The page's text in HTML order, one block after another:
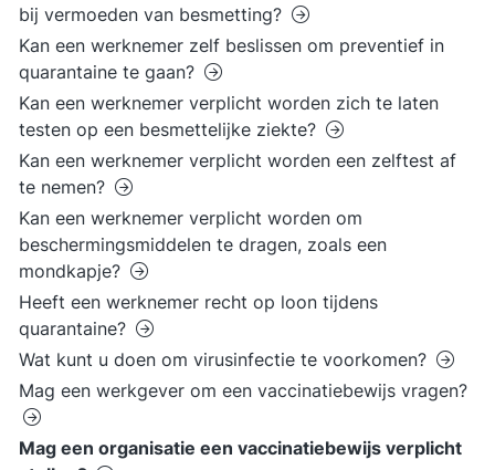
bij vermoeden van besmetting?
Kan een werknemer zelf beslissen om preventief in
quarantaine te gaan?
Kan een werknemer verplicht worden zich te laten
testen op een besmettelijke ziekte?
Kan een werknemer verplicht worden een zelftest af
te nemen?
Kan een werknemer verplicht worden om
beschermingsmiddelen te dragen, zoals een
mondkapje?
Heeft een werknemer recht op loon tijdens
quarantaine?
Wat kunt u doen om virusinfectie te voorkomen?
Mag een werkgever om een vaccinatiebewijs vragen?
Mag een organisatie een vaccinatiebewijs verplicht